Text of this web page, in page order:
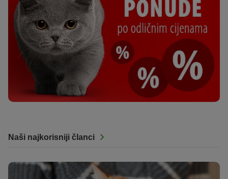
Naši najkorisniji članci